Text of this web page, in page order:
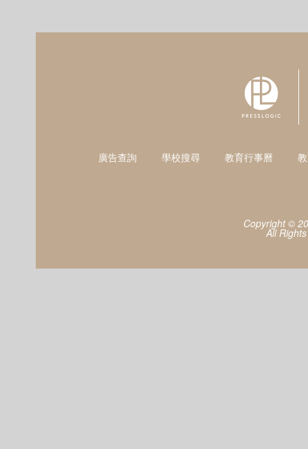
廣告查詢 學校搜尋 教育行事曆
Copyright ©
All